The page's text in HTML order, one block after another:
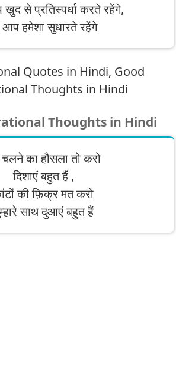
से प्रतिस्पर्धा करते रहेंगे,
आप हमेशा सुधारते रहेंगे
Thoughts in Hindi
का हौसला तो करो
दिशाएं बहुत हैं ,
की फ़िक्र मत करो
साथ दुआएं बहुत हैं